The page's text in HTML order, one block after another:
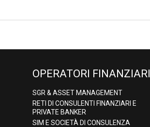
OPERATORI FINANZIARI
SGR & ASSET MANAGEMENT
RETI DI CONSULENTI FINANZIARI E
PRIVATE BANKER
SIM E SOCIETÀ DI CONSULENZA